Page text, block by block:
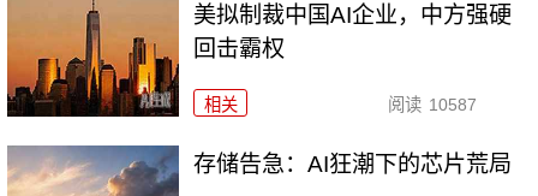
美拟制裁中国AI企业，中方强硬
回击霸权
相关 阅读 10587
存储告急：AI狂潮下的芯片荒局